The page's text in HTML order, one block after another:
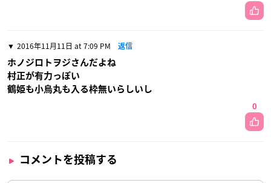
2016年11月11日 at 7:09 PM 返信
ホノジロトヲジさんだよね
村正が有力っぽい
鶴姫も小烏丸も入る枠無いらしいし
0
コメントを投稿する